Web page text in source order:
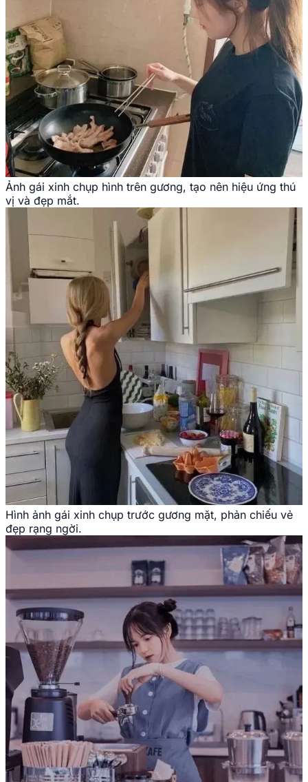
Ảnh gái xinh chụp hình trên gương, tạo nên hiệu ứng thú
vị và đẹp mắt.
Hình ảnh gái xinh chụp trước gương mặt, phản chiếu vẻ
đẹp rạng ngời.